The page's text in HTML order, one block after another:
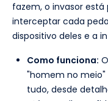
fazem, o invasor
interceptar cada
dispositivo deles e a
Como funciona:
"homem no
tudo, desde